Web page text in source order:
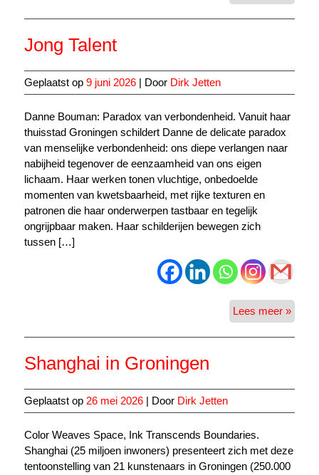
2026
Jong Talent
Geplaatst op9 juni 2026 | Door Dirk Jetten
Danne Bouman: Paradox van verbondenheid. Vanuit haar
thuisstad Groningen schildert Danne de delicate paradox
van menselijke verbondenheid: ons diepe verlangen naar
nabijheid tegenover de eenzaamheid van ons eigen
lichaam. Haar werken tonen vluchtige, onbedoelde
momenten van kwetsbaarheid, met rijke texturen en
patronen die haar onderwerpen tastbaar en tegelijk
ongrijpbaar maken. Haar schilderijen bewegen zich
tussen […]
Lees meer »Jong
Talent
Shanghai in Groningen
Geplaatst op 26 mei 2026 | Door Dirk Jetten
Color Weaves Space, Ink Transcends Boundaries.
Shanghai (25 miljoen inwoners) presenteert zich met deze
tentoonstelling van 21 kunstenaars in Groningen (250.000